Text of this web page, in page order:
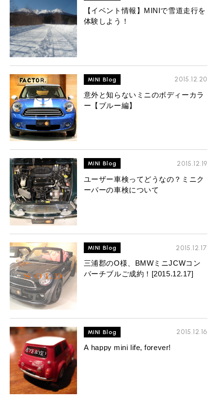
【イベント情報】MINIで雪道走行を
体験しよう！
MINI Blog
2015.12.20
意外と知らないミニのボディーカラ
ー【ブルー編】
MINI Blog
2015.12.19
ユーザー車検ってどうなの？ミニク
ーパーの車検について
MINI Blog
2015.12.17
三浦郡のO様、BMWミニJCWコン
バーチブルご成約！[2015.12.17]
MINI Blog
2015.12.16
A happy mini life, forever!